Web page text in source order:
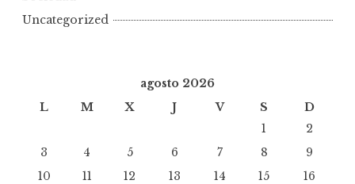
Uncategorized
agosto 2026
L
M X J V S
D
1
2
3
4 5 6 7 8
9
10
11 12 13 14 15
16